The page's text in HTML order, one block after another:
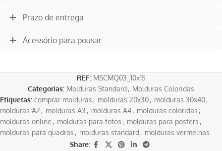
Prazo de entrega
Acessório para pousar
REF: MSCMQ03_10x15
Categorias: Molduras Standard, Molduras Coloridas
Etiquetas: comprar molduras , molduras 20x30, molduras 30x40,
molduras A2 , molduras A3 , molduras A4, molduras coloridas ,
molduras online , molduras para fotos , molduras para posters ,
molduras para quadros , molduras standard, molduras vermelhas
Share: